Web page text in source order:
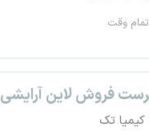
تمام وقت
فروش لاین آرایشی
کیمیا تک